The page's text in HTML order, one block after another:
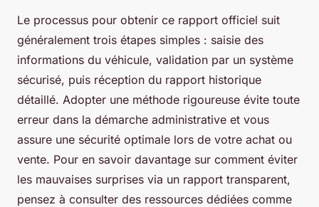
Le processus pour obtenir ce rapport officiel suit
généralement trois étapes simples : saisie des
informations du véhicule, validation par un système
sécurisé, puis réception du rapport historique
détaillé. Adopter une méthode rigoureuse évite toute
erreur dans la démarche administrative et vous
assure une sécurité optimale lors de votre achat ou
vente. Pour en savoir davantage sur comment éviter
les mauvaises surprises via un rapport transparent,
pensez à consulter des ressources dédiées comme